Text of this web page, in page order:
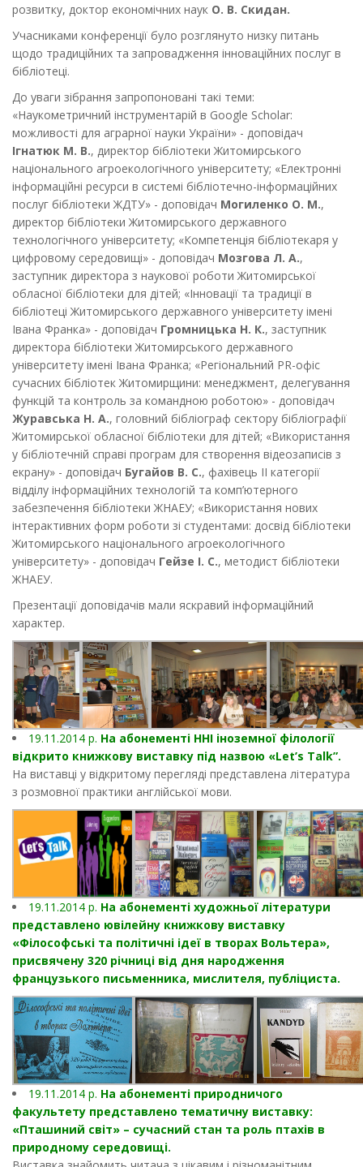
розвитку, доктор економічних наук О. В. Скидан.
Учасниками конференції було розглянуто низку питань
щодо традиційних та запровадження інноваційних послуг в
бібліотеці.
До уваги зібрання запропоновані такі теми:
«Наукометричний інструментарій в Google Scholar:
можливості для аграрної науки України» - доповідач
Ігнатюк М. В., директор бібліотеки Житомирського
національного агроекологічного університету; «Електронні
інформаційні ресурси в системі бібліотечно-інформаційних
послуг бібліотеки ЖДТУ» - доповідач Могиленко О. М.,
директор бібліотеки Житомирського державного
технологічного університету; «Компетенція бібліотекаря у
цифровому середовищі» - доповідач Мозгова Л. А.,
заступник директора з наукової роботи Житомирської
обласної бібліотеки для дітей; «Інновації та традиції в
бібліотеці Житомирського державного університету імені
Івана Франка» - доповідач Громницька Н. К., заступник
директора бібліотеки Житомирського державного
університету імені Івана Франка; «Регіональний PR-офіс
сучасних бібліотек Житомирщини: менеджмент, делегування
функцій та контроль за командною роботою» - доповідач
Журавська Н. А., головний бібліограф сектору бібліографії
Житомирської обласної бібліотеки для дітей; «Використання
у бібліотечній справі програм для створення відеозаписів з
екрану» - доповідач Бугайов В. С., фахівець ІІ категорії
відділу інформаційних технологій та комп’ютерного
забезпечення бібліотеки ЖНАЕУ; «Використання нових
інтерактивних форм роботи зі студентами: досвід бібліотеки
Житомирського національного агроекологічного
університету» - доповідач Гейзе І. С., методист бібліотеки
ЖНАЕУ.
Презентації доповідачів мали яскравий інформаційний
характер.
19.11.2014 р. На абонементі ННІ іноземної філології
відкрито книжкову виставку під назвою «Let’s Talk”.
На виставці у відкритому перегляді представлена література
з розмовної практики англійської мови.
19.11.2014 р. На абонементі художньої літератури
представлено ювілейну книжкову виставку
«Філософські та політичні ідеї в творах Вольтера»,
присвячену 320 річниці від дня народження
французького письменника, мислителя, публіциста.
19.11.2014 р. На абонементі природничого
факультету представлено тематичну виставку:
«Пташиний світ» – сучасний стан та роль птахів в
природному середовищі.